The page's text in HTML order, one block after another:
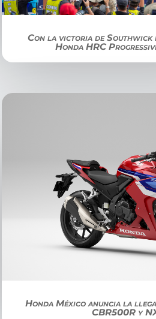
Con la victoria de Southwick
Honda HRC
Honda México anuncia la
CBR500R y